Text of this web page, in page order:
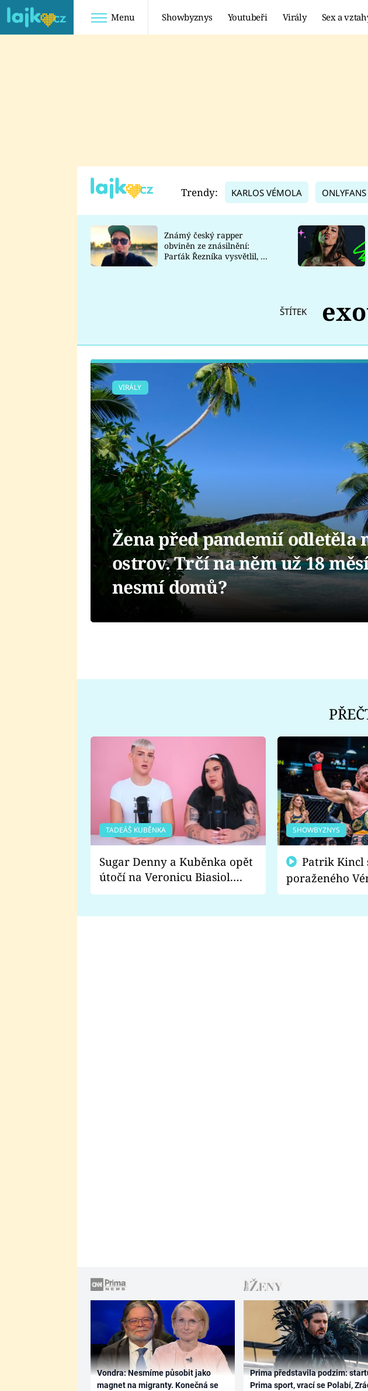
Menu Showbyznys Youtubeři Virály Sex a
TADEÁŠ KUBĚNKA
DATEL
Trendy: KARLOS VÉMOLA ONLYFANS
Známý český rapper
obviněn ze znásilnění:
Parťák Řezníka vysvětlil, co
ŠTÍTEK
VIRÁLY
Žena před pandemií odletěla
ostrov. Trčí na něm už 18
nesmí domů?
TADEÁŠ KUBĚNKA
Sugar Denny a Kuběnka opět
útočí na Veronicu Biasiol.
Proč je podle nich falešná a
SHOWBYZNYS
poraženého
fanoušci
Vondra: Nesmíme působit jako
magnet na migranty. Konečná se
Prima představila podzim:
Prima sport, vrací se Polabí,